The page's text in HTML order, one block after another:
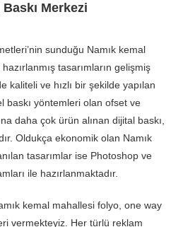
Merkezi
sunduğu Namık kemal
tasarımların gelişmiş
kaliteli ve hızlı bir şekilde yapılan
baskı yöntemleri olan ofset ve
daha çok ürün alınan dijital baskı,
Oldukça ekonomik olan Namık
tasarımlar ise Photoshop ve
ile hazırlanmaktadır.
kemal mahallesi folyo, one way
vermekteyiz. Her türlü reklam